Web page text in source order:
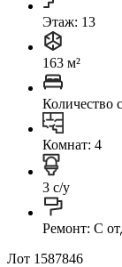
Этаж: 13
163 м²
Количество
Комнат: 4
3 с/у
Ремонт: C
Лот 1587846